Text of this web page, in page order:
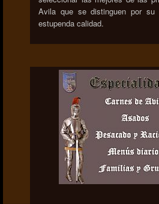
Avila que se distinguen por
estupenda calidad.